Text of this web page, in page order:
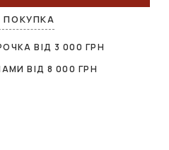
ВІД 3 000 ГРН
ВІД8 000 ГРН